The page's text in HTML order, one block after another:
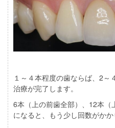
１～４本程度の歯ならば、2
治療が完了します。
6本（上の前歯全部）、12本
になると、もう少し回数がかか